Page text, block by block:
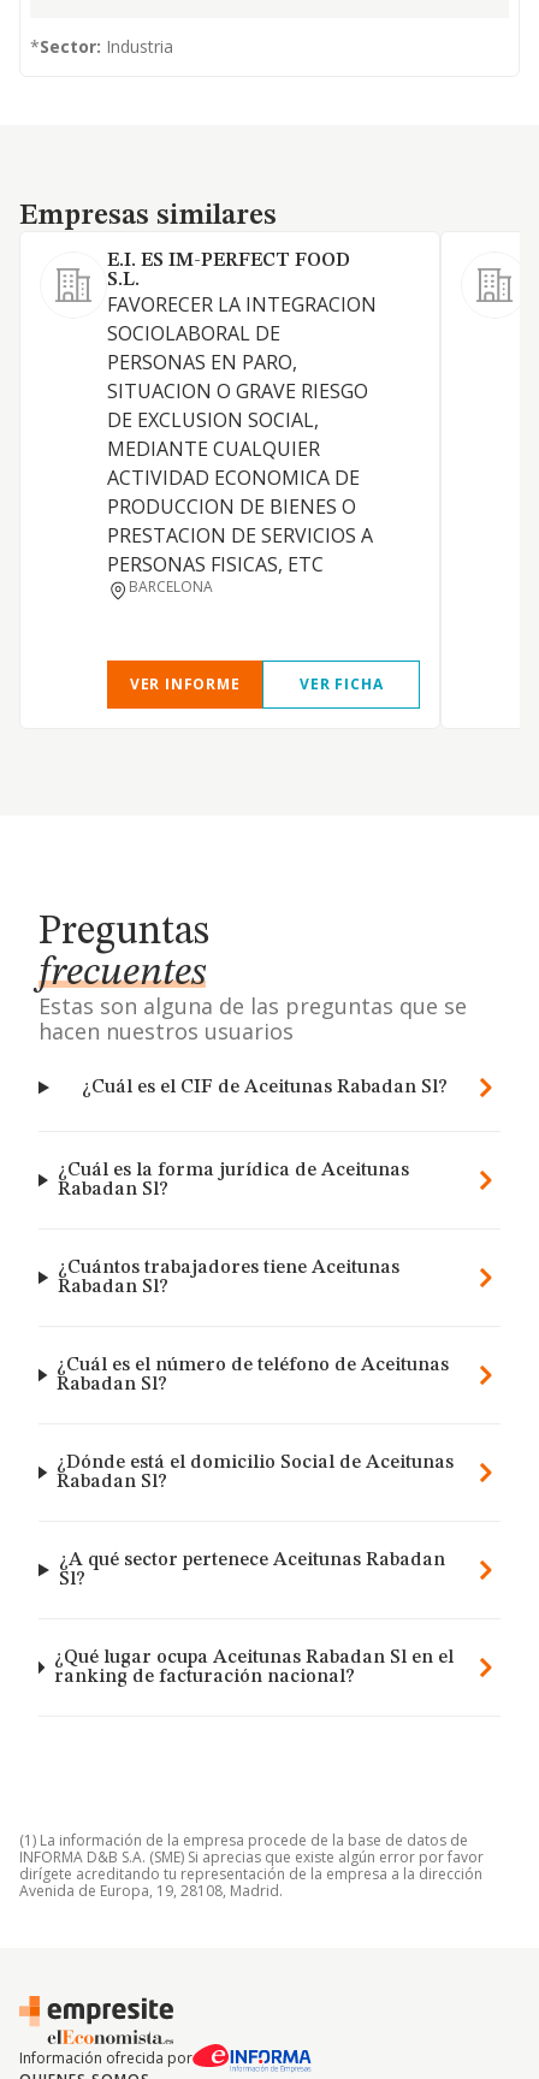
*Sector: Industria
Empresas similares
Empresas similares
E.I. ES IM-PERFECT FOOD
S.L.
FAVORECER LA INTEGRACION
SOCIOLABORAL DE
PERSONAS EN PARO,
SITUACION O GRAVE RIESGO
DE EXCLUSION SOCIAL,
MEDIANTE CUALQUIER
ACTIVIDAD ECONOMICA DE
PRODUCCION DE BIENES O
PRESTACION DE SERVICIOS A
PERSONAS FISICAS, ETC
BARCELONA
VER INFORME VER FICHA
Preguntas
frecuentes
Estas son alguna de las preguntas que se
hacen nuestros usuarios
¿Cuál es el CIF de Aceitunas Rabadan Sl?
¿Cuál es la forma jurídica de Aceitunas
Rabadan Sl?
¿Cuántos trabajadores tiene Aceitunas
Rabadan Sl?
¿Cuál es el número de teléfono de Aceitunas
Rabadan Sl?
¿Dónde está el domicilio Social de Aceitunas
Rabadan Sl?
¿A qué sector pertenece Aceitunas Rabadan
Sl?
¿Qué lugar ocupa Aceitunas Rabadan Sl en el
ranking de facturación nacional?
(1) La información de la empresa procede de la base de datos de
INFORMA D&B S.A. (SME) Si aprecias que existe algún error por favor
dirígete acreditando tu representación de la empresa a la dirección
Avenida de Europa, 19, 28108, Madrid.
Información ofrecida por